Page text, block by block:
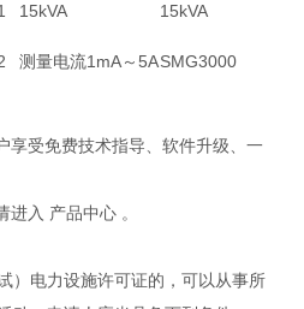
15kVA 15kVA
测量电流1mA～5ASMG3000
享受免费技术指导、软件升级、一
入 产品中心 。
）电力设施许可证的，可以从事所